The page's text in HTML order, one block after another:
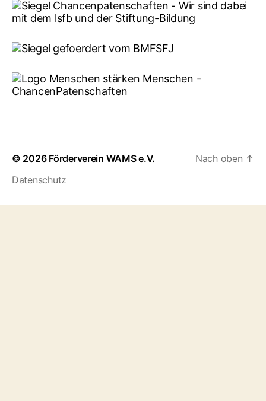
© 2026 Förderverein WAMS e.V.
Datenschutz
Nach oben ↑